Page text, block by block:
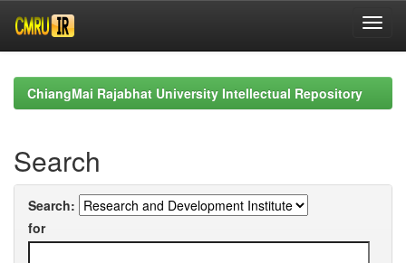
navigationChiangMai Rajabhat University Intellectual Repository
Search
Search:
for